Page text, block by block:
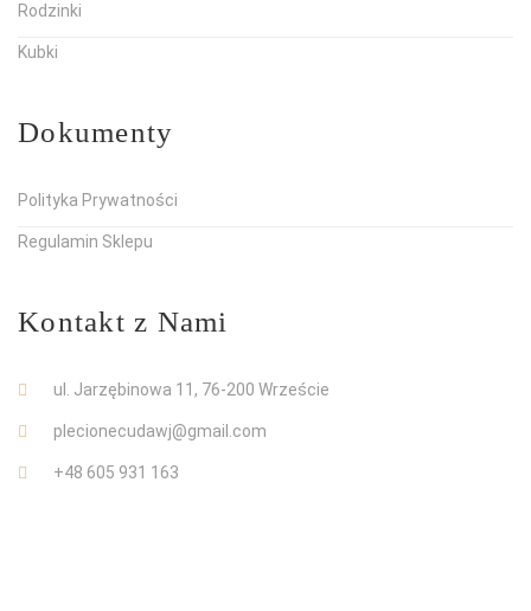
Rodzinki
Kubki
Dokumenty
Polityka Prywatności
Regulamin Sklepu
Kontakt z Nami
ul. Jarzębinowa 11, 76-200 Wrzeście
plecionecudawj@gmail.com
+48 605 931 163